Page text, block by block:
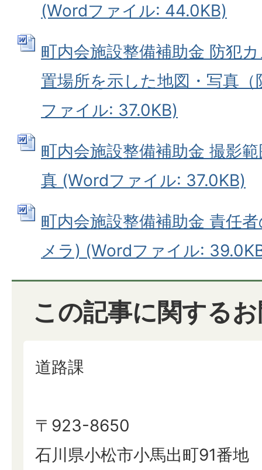
(Wordファイル: 44.0KB)
町内会施設整備補助金 防犯
置場所を示した地図・写真
ファイル: 37.0KB)
町内会施設整備補助金 撮影
真 (Wordファイル: 37.0KB)
町内会施設整備補助金 責任
メラ) (Wordファイル:
この記事に関する
道路課
〒923-8650
石川県小松市小馬出町91番地